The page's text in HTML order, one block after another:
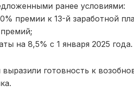
ранее условиями:
премии к 13-й заработной
на 8,5% с 1 января 2025 года.
готовность к